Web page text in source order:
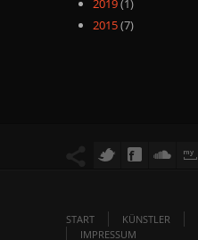
2019(1)
2015(7)
START KÜNSTLER
IMPRESSUM